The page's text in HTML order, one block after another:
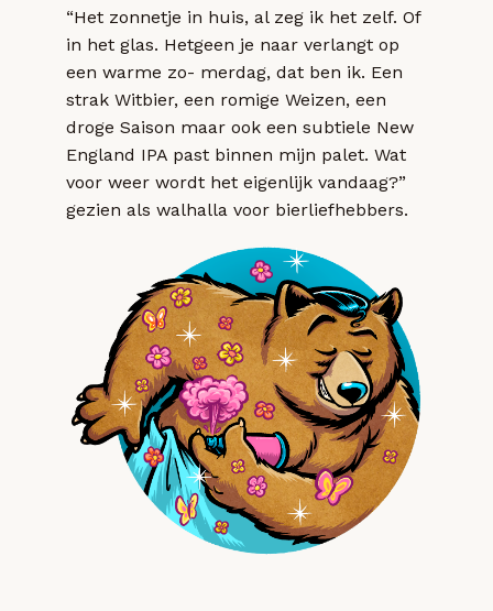
“Het zonnetje in huis, al zeg ik het zelf. Of
in het glas. Hetgeen je naar verlangt op
een warme zo- merdag, dat ben ik. Een
strak Witbier, een romige Weizen, een
droge Saison maar ook een subtiele New
England IPA past binnen mijn palet. Wat
voor weer wordt het eigenlijk vandaag?”
gezien als walhalla voor bierliefhebbers.